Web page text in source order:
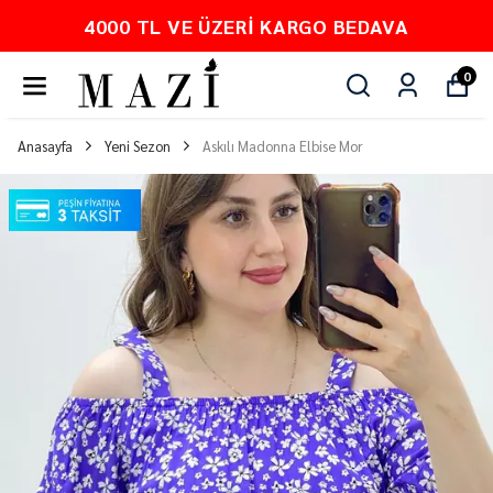
4000 TL VE ÜZERI KARGO BEDAVA
0
Anasayfa Yeni Sezon Askılı Madonna Elbise Mor